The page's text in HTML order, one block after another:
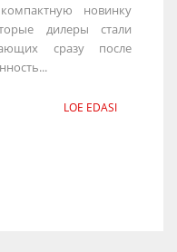
новинку
дилеры стали
сразу после
LOE EDASI